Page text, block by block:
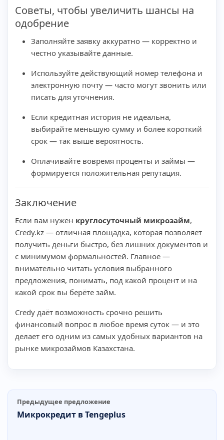
Советы, чтобы увеличить шансы на
одобрение
Заполняйте заявку аккуратно — корректно и
честно указывайте данные.
Используйте действующий номер телефона и
электронную почту — часто могут звонить или
писать для уточнения.
Если кредитная история не идеальна,
выбирайте меньшую сумму и более короткий
срок — так выше вероятность.
Оплачивайте вовремя проценты и займы —
формируется положительная репутация.
Заключение
Если вам нужен круглосуточный микрозайм,
Credy.kz — отличная площадка, которая позволяет
получить деньги быстро, без лишних документов и
с минимумом формальностей. Главное —
внимательно читать условия выбранного
предложения, понимать, под какой процент и на
какой срок вы берёте займ.
Credy даёт возможность срочно решить
финансовый вопрос в любое время суток — и это
делает его одним из самых удобных вариантов на
рынке микрозаймов Казахстана.
Предыдущее предложение
Микрокредит в Tengeplus